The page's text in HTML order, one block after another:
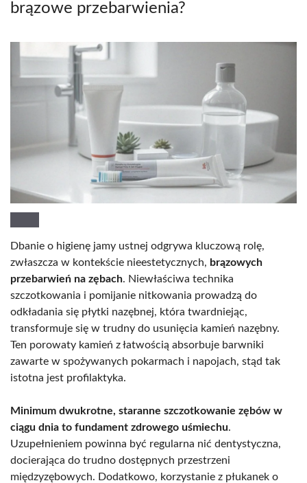
brązowe przebarwienia?
Dbanie o higienę jamy ustnej odgrywa kluczową rolę,
zwłaszcza w kontekście nieestetycznych, brązowych
przebarwień na zębach. Niewłaściwa technika
szczotkowania i pomijanie nitkowania prowadzą do
odkładania się płytki nazębnej, która twardniejąc,
transformuje się w trudny do usunięcia kamień nazębny.
Ten porowaty kamień z łatwością absorbuje barwniki
zawarte w spożywanych pokarmach i napojach, stąd tak
istotna jest profilaktyka.
Minimum dwukrotne, staranne szczotkowanie zębów w
ciągu dnia to fundament zdrowego uśmiechu.
Uzupełnieniem powinna być regularna nić dentystyczna,
docierająca do trudno dostępnych przestrzeni
międzyzębowych. Dodatkowo, korzystanie z płukanek o